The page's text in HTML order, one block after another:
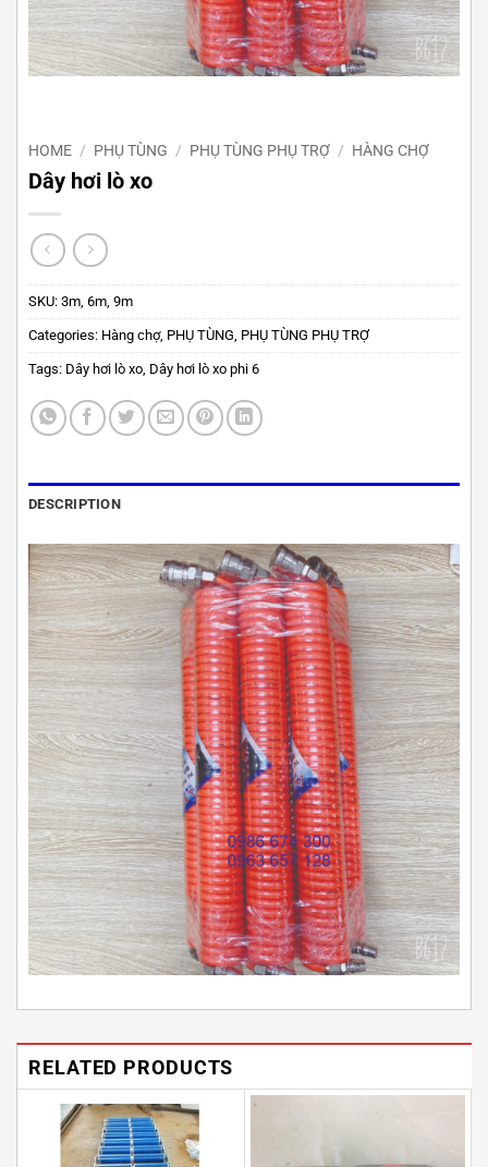
HOME / PHỤ TÙNG / PHỤ TÙNG PHỤ TRỢ / HÀNG CHỢ
Dây hơi lò xo
SKU: 3m, 6m, 9m
Categories: Hàng chợ, PHỤ TÙNG, PHỤ TÙNG PHỤ TRỢ
Tags: Dây hơi lò xo, Dây hơi lò xo phi 6
DESCRIPTION
RELATED PRODUCTS